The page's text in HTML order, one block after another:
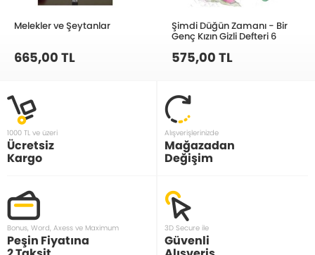
Melekler ve Şeytanlar
665,00 TL
Şimdi Düğün Zamanı - Bir
Genç Kızın Gizli Defteri 6
575,00 TL
1000 TL ve üzeri
Ücretsiz
Kargo
Alışverişlerinizde
Mağazadan
Değişim
Bonus, Word, Axess ve Maximum
Peşin Fiyatına
3D Secure ile
Güvenli